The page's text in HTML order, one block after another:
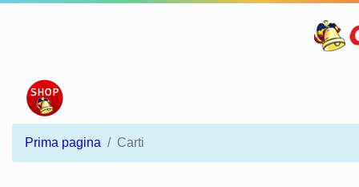
Prima pagina Carti